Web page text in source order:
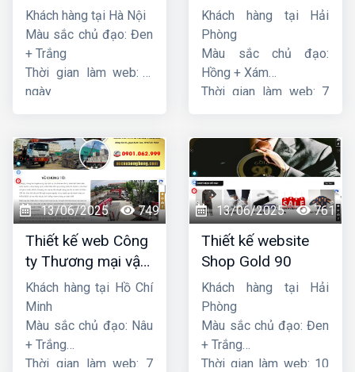
Thương mại Five-
Star
Khách hàng tại Hà Nội
Màu sắc chủ đạo: Đen
+ Trắng
Thời gian làm web: 7
ngày
dịch vụ hàng hải
Sen
Khách hàng tại Hải
Phòng
Màu sắc chủ đạo:
Hồng + Xám
Thời gian làm web: 7
13/06/2025 749
Thiết kế web Công
ty Thương mại vận
tải Song Bằng
Khách hàng tại Hồ Chí
Minh
Màu sắc chủ đạo: Nâu
+ Trắng
Thời gian làm web: 7
13/06/2025 761
Thiết kế website
Shop Gold 90
Khách hàng tại Hải
Phòng
Màu sắc chủ đạo: Đen
+ Trắng
Thời gian làm web: 10